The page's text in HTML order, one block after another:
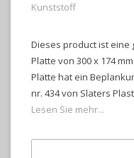
Kunststoff
Dieses product ist
Platte von 300 x 174
Platte hat ein
nr. 434 von Slaters
Lesen Sie mehr...